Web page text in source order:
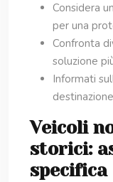
Considera
per una
Confronta
soluzione
Informati
Veicoli
storici:
specifica